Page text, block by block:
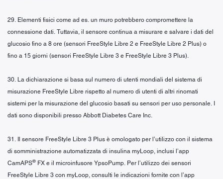
29. Elementi fisici come ad es. un muro potrebbero compromettere la
connessione dati. Tuttavia, il sensore continua a misurare e salvare i dati del
glucosio fino a 8 ore (sensori FreeStyle Libre 2 e FreeStyle Libre 2 Plus) o
fino a 15 giorni (sensori FreeStyle Libre 3 e FreeStyle Libre 3 Plus).
30. La dichiarazione si basa sul numero di utenti mondiali del sistema di
misurazione FreeStyle Libre rispetto al numero di utenti di altri rinomati
sistemi per la misurazione del glucosio basati su sensori per uso personale. I
dati sono disponibili presso Abbott Diabetes Care Inc.
31. Il sensore FreeStyle Libre 3 Plus è omologato per l’utilizzo con il sistema
di somministrazione automatizzata di insulina myLoop, inclusi l’app
CamAPS® FX e il microinfusore YpsoPump. Per l’utilizzo dei sensori
FreeStyle Libre 3 con myLoop, consulti le indicazioni fornite con l’app